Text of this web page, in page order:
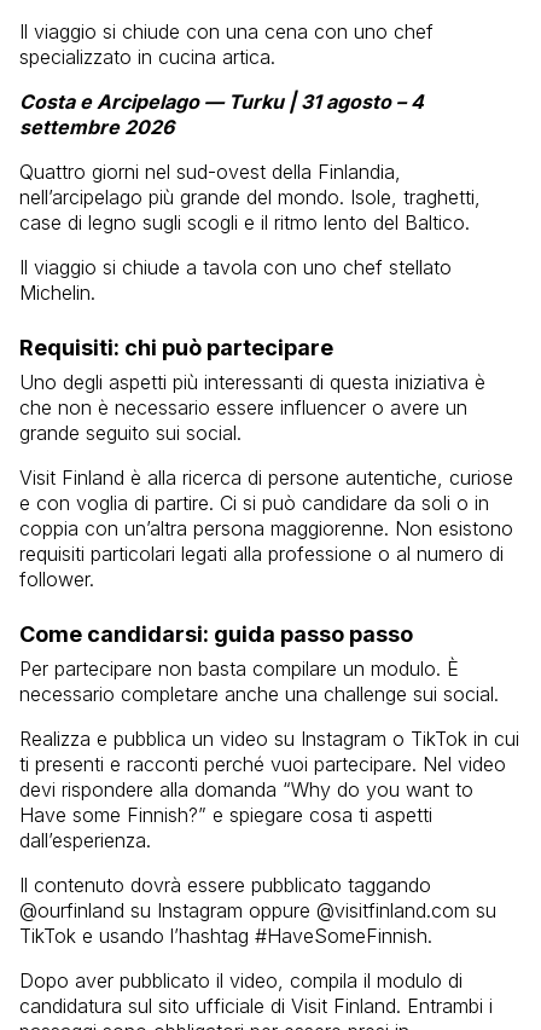
Il viaggio si chiude con una cena con uno chef
specializzato in cucina artica.
Costa e Arcipelago — Turku | 31 agosto – 4
settembre 2026
Quattro giorni nel sud-ovest della Finlandia,
nell’arcipelago più grande del mondo. Isole, traghetti,
case di legno sugli scogli e il ritmo lento del Baltico.
Il viaggio si chiude a tavola con uno chef stellato
Michelin.
Requisiti: chi può partecipare
Uno degli aspetti più interessanti di questa iniziativa è
che non è necessario essere influencer o avere un
grande seguito sui social.
Visit Finland è alla ricerca di persone autentiche, curiose
e con voglia di partire. Ci si può candidare da soli o in
coppia con un’altra persona maggiorenne. Non esistono
requisiti particolari legati alla professione o al numero di
follower.
Come candidarsi: guida passo passo
Per partecipare non basta compilare un modulo. È
necessario completare anche una challenge sui social.
Realizza e pubblica un video su Instagram o TikTok in cui
ti presenti e racconti perché vuoi partecipare. Nel video
devi rispondere alla domanda “Why do you want to
Have some Finnish?” e spiegare cosa ti aspetti
dall’esperienza.
Il contenuto dovrà essere pubblicato taggando
@ourfinland su Instagram oppure @visitfinland.com su
TikTok e usando l’hashtag #HaveSomeFinnish.
Dopo aver pubblicato il video, compila il modulo di
candidatura sul sito ufficiale di Visit Finland. Entrambi i